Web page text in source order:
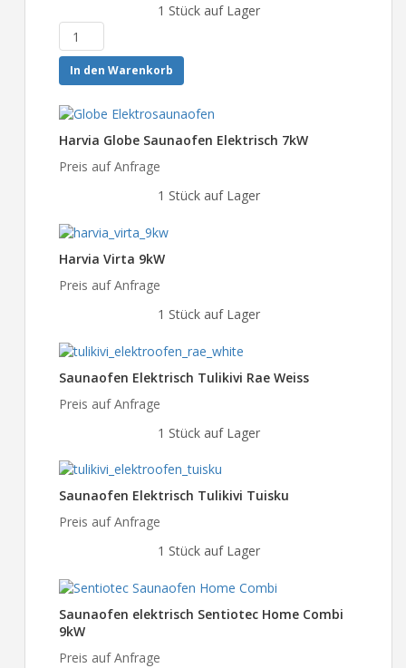
1 Stück auf Lager
In den Warenkorb
Harvia Globe Saunaofen Elektrisch 7kW
Preis auf Anfrage
1 Stück auf Lager
Harvia Virta 9kW
Preis auf Anfrage
1 Stück auf Lager
Saunaofen Elektrisch Tulikivi Rae Weiss
Preis auf Anfrage
1 Stück auf Lager
Saunaofen Elektrisch Tulikivi Tuisku
Preis auf Anfrage
1 Stück auf Lager
Saunaofen elektrisch Sentiotec Home Combi
9kW
Preis auf Anfrage